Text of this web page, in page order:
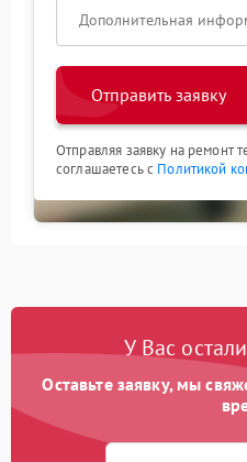
Отправить заявку
Отправляя заявку на ремонт
соглашаетесь с Политикой
У Вас
Оставьте заявку, мы